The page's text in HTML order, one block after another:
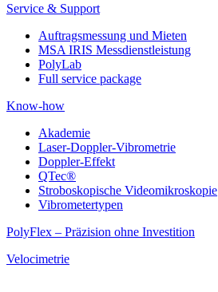
Service & Support
Auftragsmessung und Mieten
MSA IRIS Messdienstleistung
PolyLab
Full service package
Know-how
Akademie
Laser-Doppler-Vibrometrie
Doppler-Effekt
QTec®
Stroboskopische Videomikroskopie
Vibrometertypen
PolyFlex – Präzision ohne Investition
Velocimetrie